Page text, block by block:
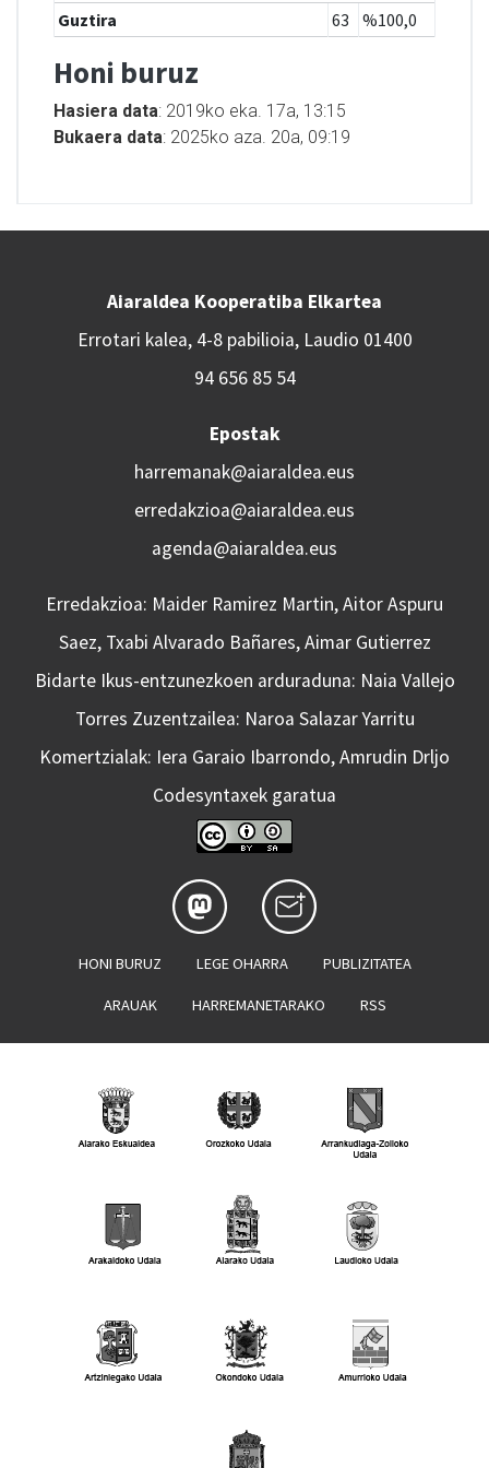
Guztira 63 %100,0
Honi buruz
Hasiera data: 2019ko eka. 17a, 13:15
Bukaera data: 2025ko aza. 20a, 09:19
Aiaraldea Kooperatiba Elkartea
Errotari kalea, 4-8 pabilioia, Laudio 01400
94 656 85 54
Epostak
harremanak@aiaraldea.eus
erredakzioa@aiaraldea.eus
agenda@aiaraldea.eus
Erredakzioa: Maider Ramirez Martin, Aitor Aspuru
Saez, Txabi Alvarado Bañares, Aimar Gutierrez
Bidarte Ikus-entzunezkoen arduraduna: Naia Vallejo
Torres Zuzentzailea: Naroa Salazar Yarritu
Komertzialak: Iera Garaio Ibarrondo, Amrudin Drljo
Codesyntaxek garatua
HONI BURUZ LEGE OHARRA PUBLIZITATEA
ARAUAK HARREMANETARAKO RSS